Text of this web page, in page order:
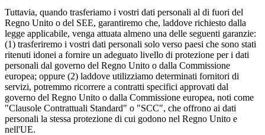
Tuttavia, quando trasferiamo i vostri dati personali al di fuori del
Regno Unito o del SEE, garantiremo che, laddove richiesto dalla
legge applicabile, venga attuata almeno una delle seguenti garanzie:
(1) trasferiremo i vostri dati personali solo verso paesi che sono stati
ritenuti idonei a fornire un adeguato livello di protezione per i dati
personali dal governo del Regno Unito o dalla Commissione
europea; oppure (2) laddove utilizziamo determinati fornitori di
servizi, potremmo ricorrere a contratti specifici approvati dal
governo del Regno Unito o dalla Commissione europea, noti come
"Clausole Contrattuali Standard" o "SCC", che offrono ai dati
personali la stessa protezione di cui godono nel Regno Unito e
nell'UE.